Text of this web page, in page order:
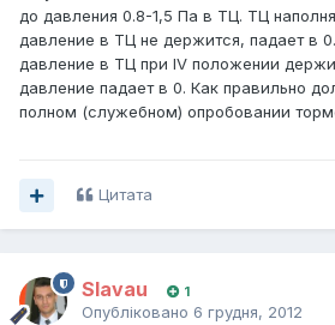
до давления 0.8-1,5 Па в ТЦ. ТЦ
давление в ТЦ не держится, падает в
давление в ТЦ при IV положении
давление падает в 0. Как правильно
полном (служебном) опробовании
Цитата
Slavau 1
Опубліковано 6 грудня, 2012